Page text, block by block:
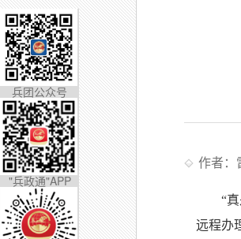
作者：
“
远程办
兵团公众号
"兵政通"APP